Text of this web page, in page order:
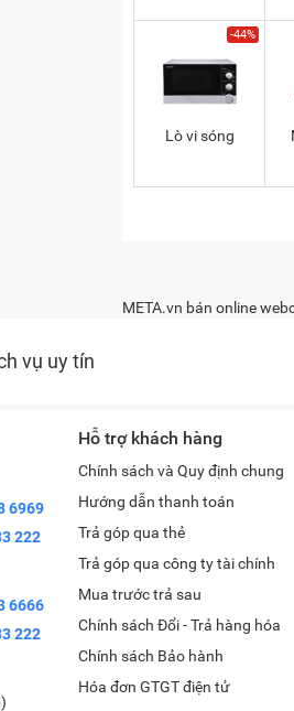
-44%
Lò vi sóng
META.vn bán online
vụ uy tín
6969
222
6666
222
Hỗ trợ khách hàng
Chính sách và Quy định chung
Hướng dẫn thanh toán
Trả góp qua thẻ
Trả góp qua công ty tài chính
Mua trước trả sau
Chính sách Đổi - Trả hàng hóa
Chính sách Bảo hành
Hóa đơn GTGT điện tử